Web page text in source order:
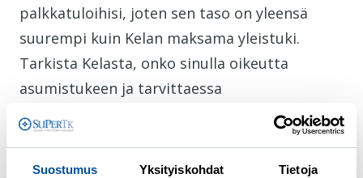
Suostumus Yksityiskohdat Tietoja
palkkatuloihisi, joten sen taso on yleensä
suurempi kuin Kelan maksama yleistuki.
Tarkista Kelasta, onko sinulla oikeutta
asumistukeen ja tarvittaessa
toimeentulotukeen.
Entä jos teen osa-aikatöitä?